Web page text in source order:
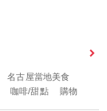
名古屋當地美食
咖啡/甜點 購物